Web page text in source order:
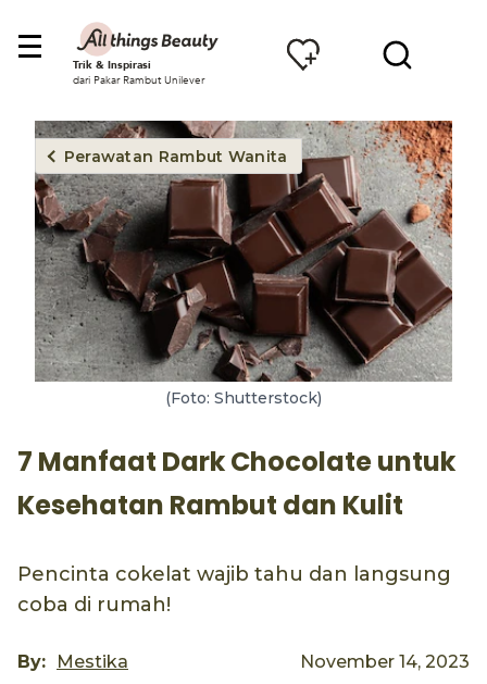
Trik & Inspirasi
dari Pakar Rambut Unilever
Perawatan Rambut Wanita
(Foto: Shutterstock)
7 Manfaat Dark Chocolate untuk
Kesehatan Rambut dan Kulit
Pencinta cokelat wajib tahu dan langsung
coba di rumah!
By: Mestika November 14, 2023